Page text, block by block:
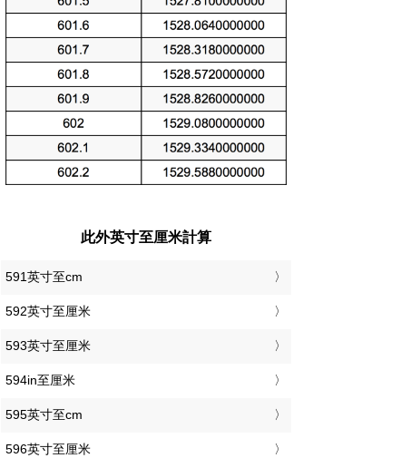
此外英寸至厘米計算
591英寸至cm
592英寸至厘米
593英寸至厘米
594in至厘米
595英寸至cm
596英寸至厘米